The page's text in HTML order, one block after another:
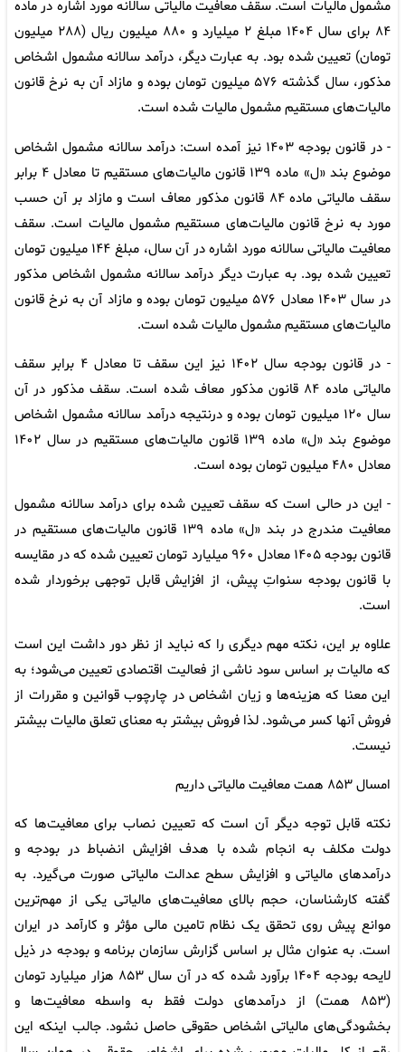
مشمول مالیات است. سقف معافیت مالیاتی سالانه مورد اشاره در ماده
۸۴ برای سال ۱۴۰۴ مبلغ ۲ میلیارد و ۸۸۰ میلیون ریال (۲۸۸ میلیون
تومان) تعیین شده بود. به عبارت دیگر، درآمد سالانه مشمول اشخاص
مذکور، سال گذشته ۵۷۶ میلیون تومان بوده و مازاد آن به نرخ قانون
مالیات‌های مستقیم مشمول مالیات شده است.
- در قانون بودجه ۱۴۰۳ نیز آمده است: درآمد سالانه مشمول اشخاص
موضوع بند «ل» ماده ۱۳۹ قانون مالیات‌های مستقیم تا معادل ۴ برابر
سقف مالیاتی ماده ۸۴ قانون مذکور معاف است و مازاد بر آن حسب
مورد به نرخ قانون مالیات‌های مستقیم مشمول مالیات است. سقف
معافیت مالیاتی سالانه مورد اشاره در آن سال، مبلغ ۱۴۴ میلیون تومان
تعیین شده بود. به عبارت دیگر درآمد سالانه مشمول اشخاص مذکور
در سال ۱۴۰۳ معادل ۵۷۶ میلیون تومان بوده و مازاد آن به نرخ قانون
مالیات‌های مستقیم مشمول مالیات شده است.
- در قانون بودجه سال ۱۴۰۲ نیز این سقف تا معادل ۴ برابر سقف
مالیاتی ماده ۸۴ قانون مذکور معاف شده است. سقف مذکور در آن
سال ۱۲۰ میلیون تومان بوده و درنتیجه درآمد سالانه مشمول اشخاص
موضوع بند «ل» ماده ۱۳۹ قانون مالیات‌های مستقیم در سال ۱۴۰۲
معادل ۴۸۰ میلیون تومان بوده است.
- این در حالی است که سقف تعیین شده برای درآمد سالانه مشمول
معافیت مندرج در بند «ل» ماده ۱۳۹ قانون مالیات‌های مستقیم در
قانون بودجه ۱۴۰۵ معادل ۹۶۰ میلیارد تومان تعیین شده که در مقایسه
با قانون بودجه سنواتِ پیش، از افزایش قابل توجهی برخوردار شده
است.
علاوه بر این، نکته مهم دیگری را که نباید از نظر دور داشت این است
که مالیات بر اساس سود ناشی از فعالیت اقتصادی تعیین می‌شود؛ به
این معنا که هزینه‌ها و زیان اشخاص در چارچوب قوانین و مقررات از
فروش آنها کسر می‌شود. لذا فروش بیشتر به معنای تعلق مالیات بیشتر
نیست.
امسال ۸۵۳ همت معافیت مالیاتی داریم
نکته‌ قابل توجه دیگر آن است که تعیین نصاب برای معافیت‌ها که
دولت مکلف به انجام شده با هدف افزایش انضباط در بودجه و
درآمدهای مالیاتی و افزایش سطح عدالت مالیاتی صورت می‌گیرد. به
گفته کارشناسان، حجم بالای معافیت‌های مالیاتی یکی از مهم‌ترین
موانع پیش روی تحقق یک نظام تامین مالی مؤثر و کارآمد در ایران
است. به عنوان مثال بر اساس گزارش سازمان برنامه و بودجه در ذیل
لایحه بودجه ۱۴۰۴ برآورد شده که در آن سال ۸۵۳ هزار میلیارد تومان
(۸۵۳ همت) از درآمدهای دولت فقط به واسطه معافیت‌ها و
بخشودگی‌های مالیاتی اشخاص حقوقی حاصل نشود. جالب اینکه این